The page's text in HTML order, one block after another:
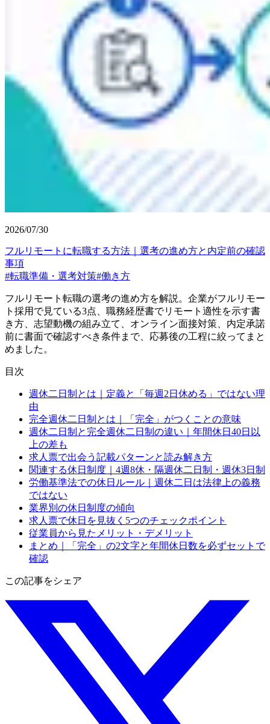
2026/07/30
フルリモートに転職する方法｜選考の進め方と内定前の確認
事項
#転職準備・選考対策#働き方
フルリモート転職の選考の進め方を解説。企業がフルリモー
ト採用で見ている3点、職務経歴書でリモート適性を示す書
き方、志望動機の組み立て、オンライン面接対策、内定承諾
前に書面で確認すべき条件まで、応募後の工程に絞ってまと
めました。
目次
週休二日制とは｜定義と「毎週2日休める」ではない理
由
完全週休二日制とは｜「完全」がつくことの意味
週休二日制と完全週休二日制の違い｜年間休日40日以
上の差も
求人票で出会う記載パターンと読み解き方
関連する休日制度｜4週8休・隔週休二日制・週休3日制
労働基準法での休日ルール｜週休二日は法律上の義務
ではない
業界別の休日制度の傾向
求人票で休日を見抜く5つのチェックポイント
従業員から見たメリット・デメリット
まとめ｜「完全」の2文字と年間休日数を必ずセットで
確認
この記事をシェア